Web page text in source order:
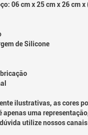
06 cm x 25 cm x 26 cm
de Silicone
ilustrativas, as cores
apenas uma
utilize nossos